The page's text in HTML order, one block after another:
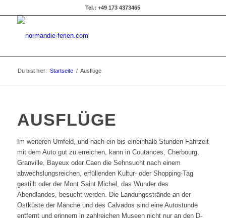
Tel.: +49 173 4373465
Du bist hier: Startseite / Ausflüge
AUSFLÜGE
Im weiteren Umfeld, und nach ein bis eineinhalb Stunden Fahrzeit
mit dem Auto gut zu erreichen, kann in Coutances, Cherbourg,
Granville, Bayeux oder Caen die Sehnsucht nach einem
abwechslungsreichen, erfüllenden Kultur- oder Shopping-Tag
gestillt oder der Mont Saint Michel, das Wunder des
Abendlandes, besucht werden. Die Landungsstrände an der
Ostküste der Manche und des Calvados sind eine Autostunde
entfernt und erinnern in zahlreichen Museen nicht nur an den D-